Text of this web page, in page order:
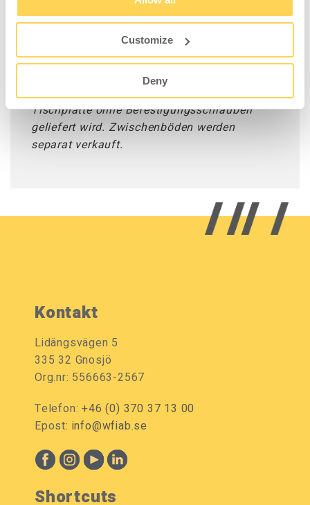
Customize
Deny
Weise ein funktionales Möbelstück, das sich
leicht mit anderen Einrichtungsgegenständen
kombinieren lässt.
ACHTUNG: Bitte beachten Sie, dass die
Tischplatte ohne Befestigungsschrauben
geliefert wird. Zwischenböden werden
separat verkauft.
Kontakt
Lidängsvägen 5
335 32 Gnosjö
Org.nr: 556663-2567
Telefon:+46 (0) 370 37 13 00
Epost: info@wfiab.se
Shortcuts